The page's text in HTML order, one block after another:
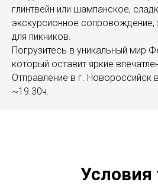
глинтвейн или шампанское,
экскурсионное
для пикников.
Погрузитесь в уникальный мир
который оставит яркие
Отправление в г. Новороссийск
~19.30ч.
Условия